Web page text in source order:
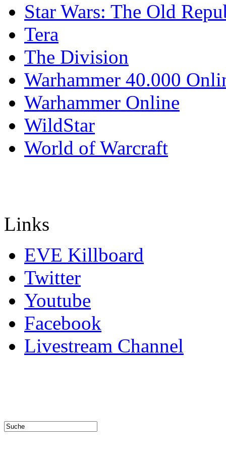
Star Wars: The Old
Tera
The Division
Warhammer 40.000
Warhammer Online
WildStar
World of Warcraft
Links
EVE Killboard
Twitter
Youtube
Facebook
Livestream Channel